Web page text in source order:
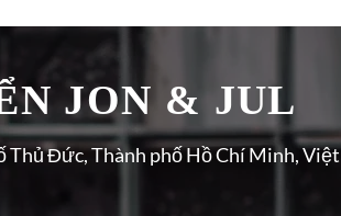
JON & JUL
Thủ Đức, Thành phố Hồ Chí Minh, Việt